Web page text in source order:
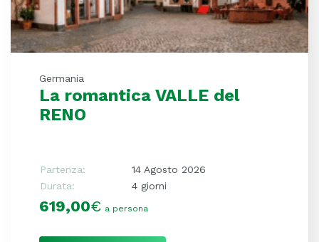
Germania
La romantica VALLE del
RENO
Partenza:
14 Agosto 2026
Durata:
4 giorni
619,00€ a persona